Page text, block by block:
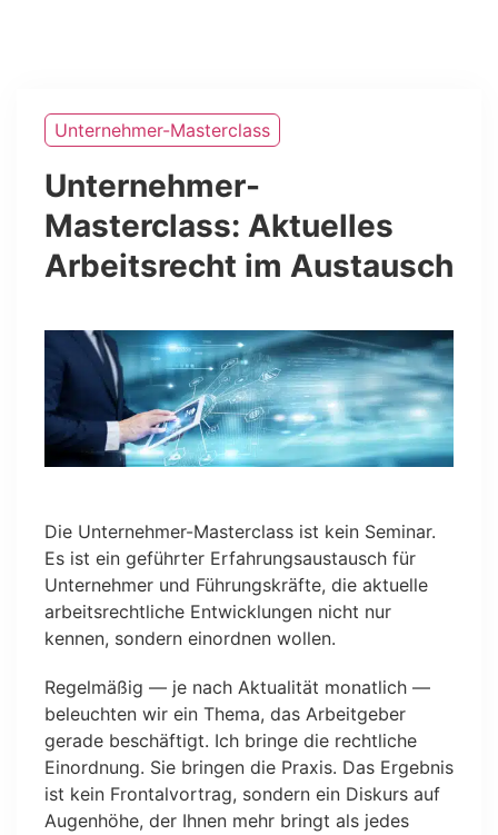
Unternehmer-Masterclass
Unternehmer-
Masterclass: Aktuelles
Arbeitsrecht im Austausch
Die Unternehmer-Masterclass ist kein Seminar.
Es ist ein geführter Erfahrungsaustausch für
Unternehmer und Führungskräfte, die aktuelle
arbeitsrechtliche Entwicklungen nicht nur
kennen, sondern einordnen wollen.
Regelmäßig — je nach Aktualität monatlich —
beleuchten wir ein Thema, das Arbeitgeber
gerade beschäftigt. Ich bringe die rechtliche
Einordnung. Sie bringen die Praxis. Das Ergebnis
ist kein Frontalvortrag, sondern ein Diskurs auf
Augenhöhe, der Ihnen mehr bringt als jedes